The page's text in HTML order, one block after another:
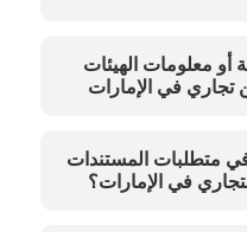
أو معلومات الهيئات
تجاري في الإمارات
متطلبات المستندات
في الإمارات؟